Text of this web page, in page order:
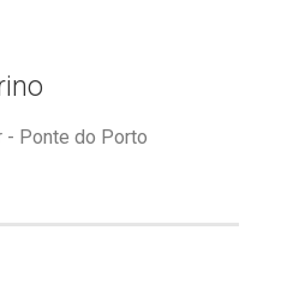
- Ponte do Porto